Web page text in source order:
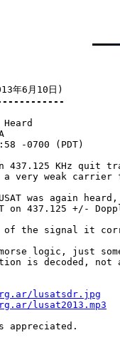
年6月10日)
-0700 (PDT)
on 437.125 KHz quit
very weak carrier
was again
on 437.125 +/-
of the signal it
logic, just
is decoded, not
lusatsdr.jpg
lusat2013.mp3
appreciated.